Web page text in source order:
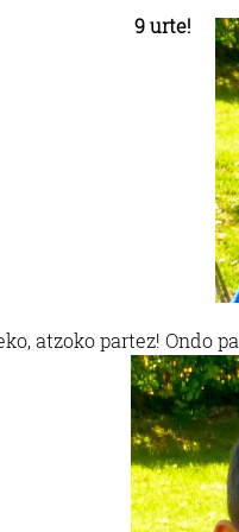
9 urte!
atzoko partez! Ondo